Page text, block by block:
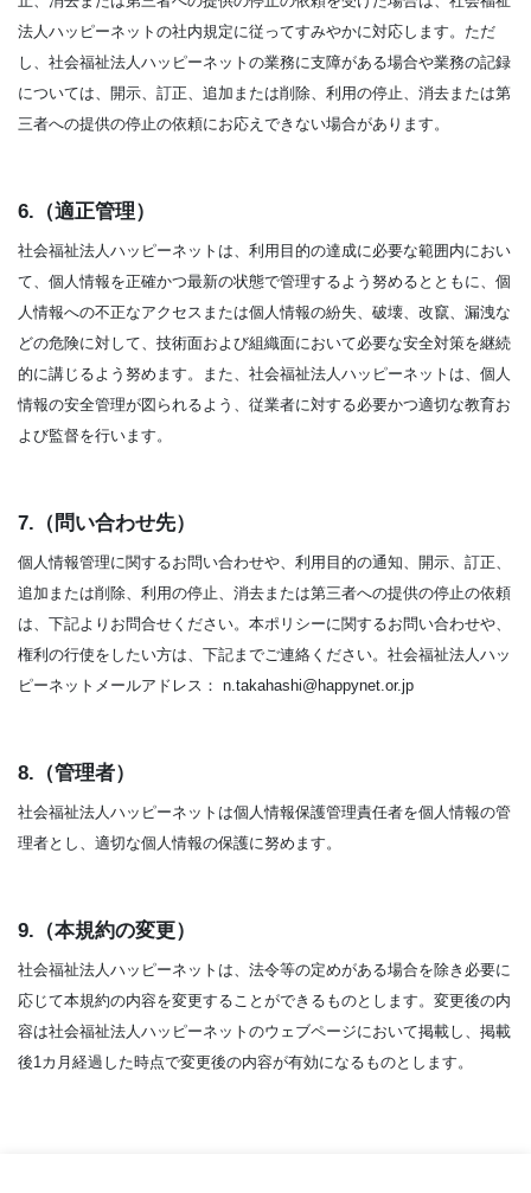
法人ハッピーネットの社内規定に従ってすみやかに対応します。ただ
し、社会福祉法人ハッピーネットの業務に支障がある場合や業務の記録
については、開示、訂正、追加または削除、利用の停止、消去または第
三者への提供の停止の依頼にお応えできない場合があります。
6.（適正管理）
社会福祉法人ハッピーネットは、利用目的の達成に必要な範囲内におい
て、個人情報を正確かつ最新の状態で管理するよう努めるとともに、個
人情報への不正なアクセスまたは個人情報の紛失、破壊、改竄、漏洩な
どの危険に対して、技術面および組織面において必要な安全対策を継続
的に講じるよう努めます。また、社会福祉法人ハッピーネットは、個人
情報の安全管理が図られるよう、従業者に対する必要かつ適切な教育お
よび監督を行います。
7.（問い合わせ先）
個人情報管理に関するお問い合わせや、利用目的の通知、開示、訂正、
追加または削除、利用の停止、消去または第三者への提供の停止の依頼
は、下記よりお問合せください。本ポリシーに関するお問い合わせや、
権利の行使をしたい方は、下記までご連絡ください。社会福祉法人ハッ
ピーネットメールアドレス： n.takahashi@happynet.or.jp
8.（管理者）
社会福祉法人ハッピーネットは個人情報保護管理責任者を個人情報の管
理者とし、適切な個人情報の保護に努めます。
9.（本規約の変更）
社会福祉法人ハッピーネットは、法令等の定めがある場合を除き必要に
応じて本規約の内容を変更することができるものとします。変更後の内
容は社会福祉法人ハッピーネットのウェブページにおいて掲載し、掲載
後1カ月経過した時点で変更後の内容が有効になるものとします。